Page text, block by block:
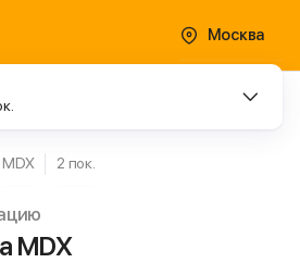
Москва
MDX 2 пок.
MDX